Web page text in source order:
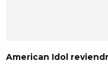
American Idol